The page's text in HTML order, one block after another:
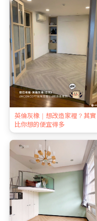
英倫灰橡｜想改造家裡？其實
比你想的便宜得多